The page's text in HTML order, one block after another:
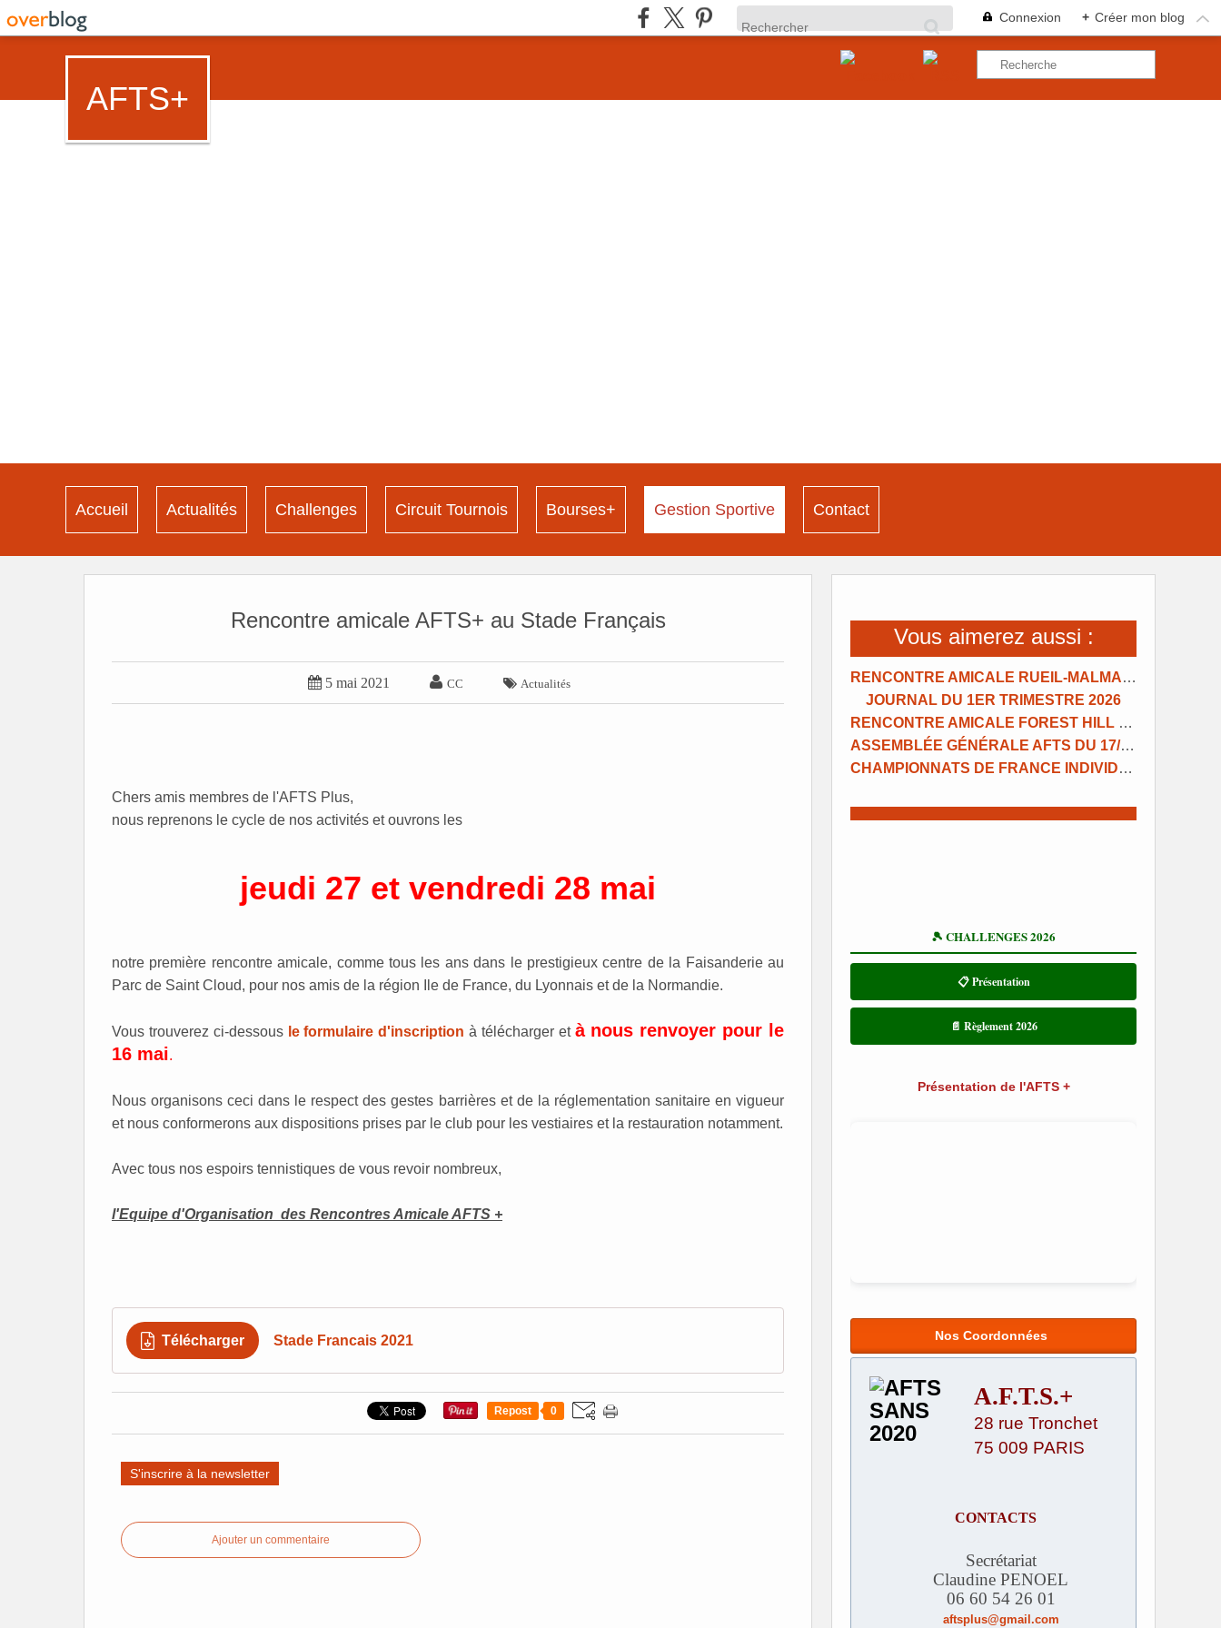
Connexion + Créer mon blog
AFTS+
Accueil Actualités Challenges Circuit Tournois Bourses+ Gestion Sportive Contact
Vous aimerez aussi :
RENCONTRE AMICALE RUEIL-MALMAISON
JOURNAL DU 1ER TRIMESTRE 2026
RENCONTRE AMICALE FOREST HILL NANTERRE
ASSEMBLÉE GÉNÉRALE AFTS DU 17/01/2026
CHAMPIONNATS DE FRANCE INDIVIDUELS 2025
🎾 CHALLENGES 2026
📋 Présentation
📄 Règlement 2026
Présentation de l'AFTS +
Nos Coordonnées
A.F.T.S.+
28 rue Tronchet
75 009 PARIS
CONTACTS
Secrétariat
Claudine PENOEL
06 60 54 26 01
aftsplus@gmail.com
Rencontre amicale AFTS+ au Stade Français
 5 mai 2021  CC  Actualités
Chers amis membres de l'AFTS Plus,
nous reprenons le cycle de nos activités et ouvrons les
jeudi 27 et vendredi 28 mai
notre première rencontre amicale, comme tous les ans dans le prestigieux centre de la Faisanderie au
Parc de Saint Cloud, pour nos amis de la région Ile de France, du Lyonnais et de la Normandie.
Vous trouverez ci-dessous le formulaire d'inscription à télécharger et à nous renvoyer pour le
16 mai.
Nous organisons ceci dans le respect des gestes barrières et de la réglementation sanitaire en vigueur
et nous conformerons aux dispositions prises par le club pour les vestiaires et la restauration notamment.
Avec tous nos espoirs tennistiques de vous revoir nombreux,
l'Equipe d'Organisation des Rencontres Amicale AFTS +
Télécharger Stade Francais 2021
Repost 0
S'inscrire à la newsletter
Ajouter un commentaire